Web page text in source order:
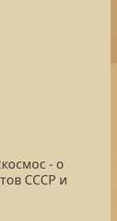
- о
СССР и